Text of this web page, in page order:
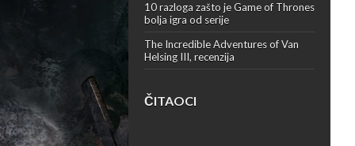
10 razloga zašto je Game of Thrones
bolja igra od serije
The Incredible Adventures of Van
Helsing III, recenzija
ČITAOCI